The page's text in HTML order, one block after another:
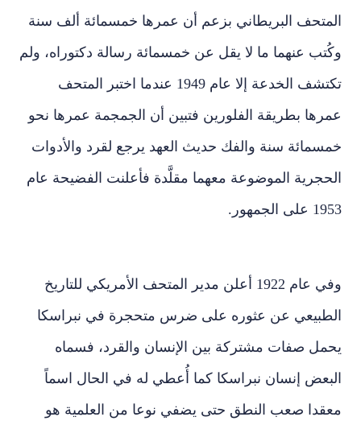
المتحف البريطاني بزعم أن عمرها خمسمائة ألف سنة
وكُتب عنهما ما لا يقل عن خمسمائة رسالة دكتوراه، ولم
تكتشف الخدعة إلا عام 1949 عندما اختبر المتحف
عمرها بطريقة الفلورين فتبين أن الجمجمة عمرها نحو
خمسمائة سنة والفك حديث العهد يرجع لقرد والأدوات
الحجرية الموضوعة معهما مقلَّدة فأعلنت الفضيحة عام
1953 على الجمهور.
وفي عام 1922 أعلن مدير المتحف الأمريكي للتاريخ
الطبيعي عن عثوره على ضرس متحجرة في نبراسكا
يحمل صفات مشتركة بين الإنسان والقرد، فسماه
البعض إنسان نبراسكا كما أُعطي له في الحال اسماً
معقدا صعب النطق حتى يضفي نوعا من العلمية هو